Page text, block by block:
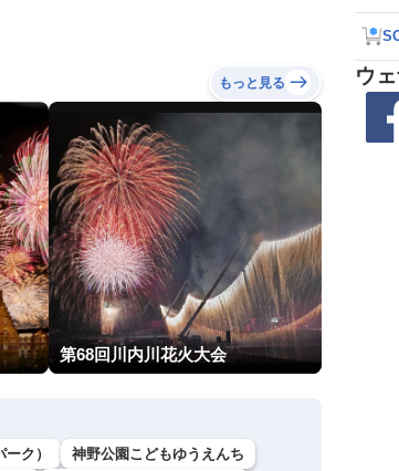
もっと見る
第68回川内川花火大会
ク）
神野公園こどもゆうえんち
ウ